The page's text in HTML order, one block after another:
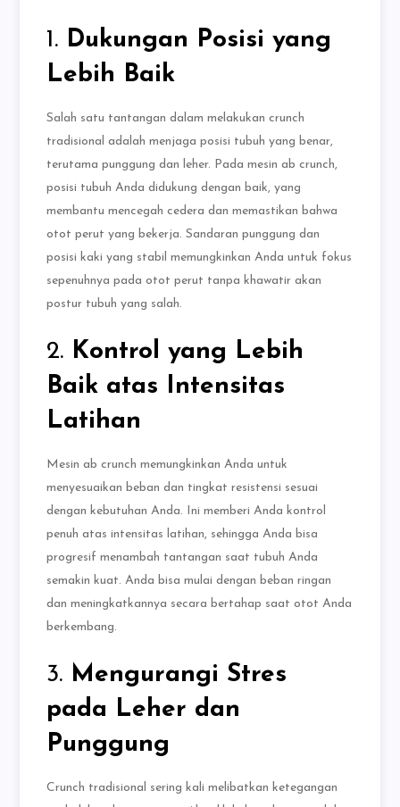
1. Dukungan Posisi yang
Lebih Baik
Salah satu tantangan dalam melakukan crunch
tradisional adalah menjaga posisi tubuh yang benar,
terutama punggung dan leher. Pada mesin ab crunch,
posisi tubuh Anda didukung dengan baik, yang
membantu mencegah cedera dan memastikan bahwa
otot perut yang bekerja. Sandaran punggung dan
posisi kaki yang stabil memungkinkan Anda untuk fokus
sepenuhnya pada otot perut tanpa khawatir akan
postur tubuh yang salah.
2. Kontrol yang Lebih
Baik atas Intensitas
Latihan
Mesin ab crunch memungkinkan Anda untuk
menyesuaikan beban dan tingkat resistensi sesuai
dengan kebutuhan Anda. Ini memberi Anda kontrol
penuh atas intensitas latihan, sehingga Anda bisa
progresif menambah tantangan saat tubuh Anda
semakin kuat. Anda bisa mulai dengan beban ringan
dan meningkatkannya secara bertahap saat otot Anda
berkembang.
3. Mengurangi Stres
pada Leher dan
Punggung
Crunch tradisional sering kali melibatkan ketegangan